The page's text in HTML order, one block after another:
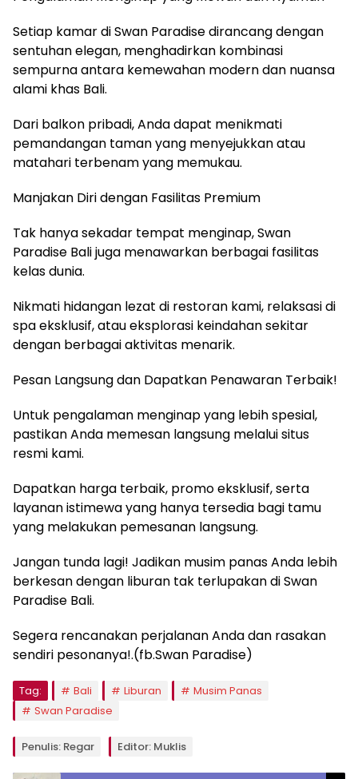
Setiap kamar di Swan Paradise dirancang dengan
sentuhan elegan, menghadirkan kombinasi
sempurna antara kemewahan modern dan nuansa
alami khas Bali.
Dari balkon pribadi, Anda dapat menikmati
pemandangan taman yang menyejukkan atau
matahari terbenam yang memukau.
Manjakan Diri dengan Fasilitas Premium
Tak hanya sekadar tempat menginap, Swan
Paradise Bali juga menawarkan berbagai fasilitas
kelas dunia.
Nikmati hidangan lezat di restoran kami, relaksasi di
spa eksklusif, atau eksplorasi keindahan sekitar
dengan berbagai aktivitas menarik.
Pesan Langsung dan Dapatkan Penawaran Terbaik!
Untuk pengalaman menginap yang lebih spesial,
pastikan Anda memesan langsung melalui situs
resmi kami.
Dapatkan harga terbaik, promo eksklusif, serta
layanan istimewa yang hanya tersedia bagi tamu
yang melakukan pemesanan langsung.
Jangan tunda lagi! Jadikan musim panas Anda lebih
berkesan dengan liburan tak terlupakan di Swan
Paradise Bali.
Segera rencanakan perjalanan Anda dan rasakan
sendiri pesonanya!.(fb.Swan Paradise)
Tag: Bali Liburan
Musim Panas
Swan Paradise
Penulis: Regar Editor: Muklis